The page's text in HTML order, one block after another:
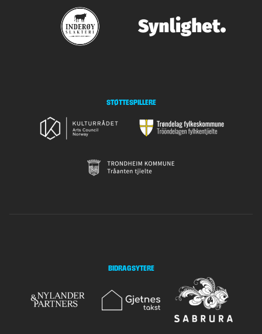
STØTTESPILLERE
BIDRAGSYTERE